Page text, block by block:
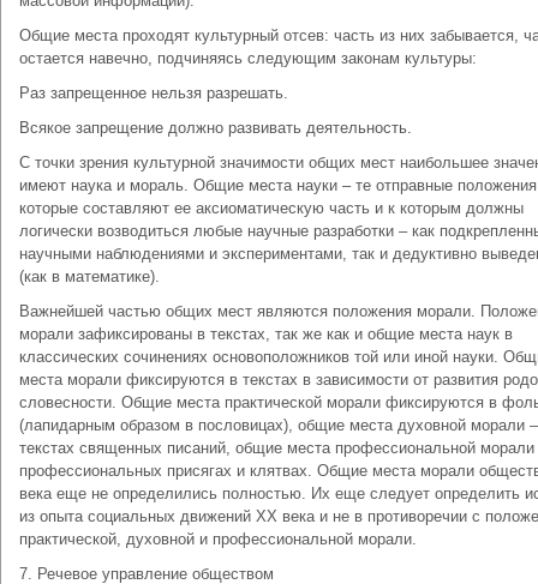
Общие места проходят культурный отсев: часть из них забывается,
остается навечно, подчиняясь следующим законам культуры:
Раз запрещенное нельзя разрешать.
Всякое запрещение должно развивать деятельность.
С точки зрения культурной значимости общих мест наибольшее
имеют наука и мораль. Общие места науки – те отправные
которые составляют ее аксиоматическую часть и к которым должны
логически возводиться любые научные разработки – как
научными наблюдениями и экспериментами, так и дедуктивно
(как в математике).
Важнейшей частью общих мест являются положения морали.
морали зафиксированы в текстах, так же как и общие места наук в
классических сочинениях основоположников той или иной науки.
места морали фиксируются в текстах в зависимости от развития
словесности. Общие места практической морали фиксируются в
(лапидарным образом в пословицах), общие места духовной морали
текстах священных писаний, общие места профессиональной морали
профессиональных присягах и клятвах. Общие места морали
века еще не определились полностью. Их еще следует определить
из опыта социальных движений XX века и не в противоречии с
практической, духовной и профессиональной морали.
7. Речевое управление обществом